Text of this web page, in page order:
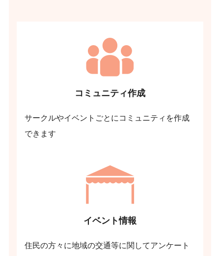
コミュニティ作成
サークルやイベントごとにコミュニティを作成
できます
イベント情報
住民の方々に地域の交通等に関してアンケート